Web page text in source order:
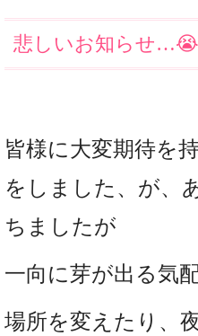
悲しいお知らせ…😭
皆様に大変期待を
をしました、が、
ちましたが
一向に芽が出る気
場所を変えたり、